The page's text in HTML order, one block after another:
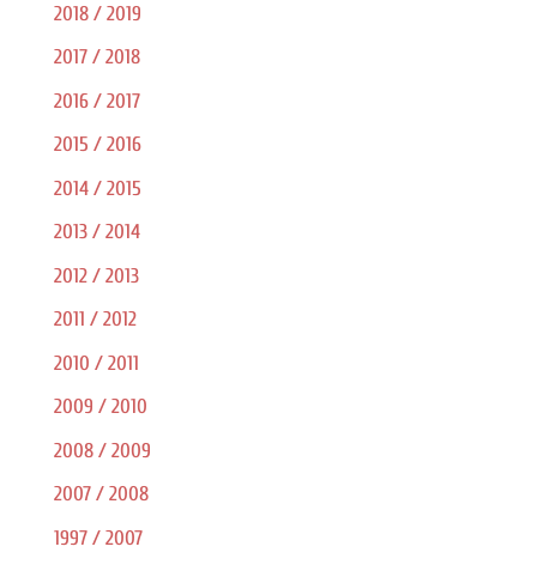
2018 / 2019
2017 / 2018
2016 / 2017
2015 / 2016
2014 / 2015
2013 / 2014
2012 / 2013
2011 / 2012
2010 / 2011
2009 / 2010
2008 / 2009
2007 / 2008
1997 / 2007